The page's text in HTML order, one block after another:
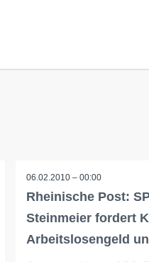
06.02.2010 – 00:00
Rheinische Post:
Steinmeier fordert
Arbeitslosengeld